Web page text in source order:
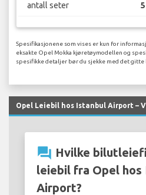
antall seter 5
Spesifikasjonene som vises er kun for
eksakte Opel Mokka kjøretøymodellen og
spesifikke detaljer bør du sjekke med det
Opel Leiebil hos Istanbul Airport –
question_answer Hvilke
leiebil fra Opel hos
Airport?